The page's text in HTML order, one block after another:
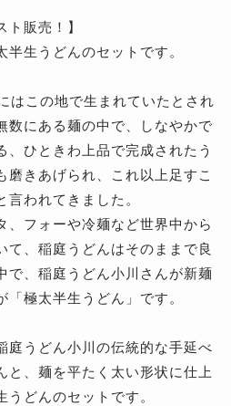
ト販売！】
生うどんのセットです。
はこの地で生まれていたとされ
数にある麺の中で、しなやかで
、ひときわ上品で完成されたう
磨きあげられ、これ以上足すこ
言われてきました。
、フォーや冷麺など世界中から
て、稲庭うどんはそのままで良
で、稲庭うどん小川さんが新麺
極太半生うどん」です。
庭うどん小川の伝統的な手延べ
と、麺を平たく太い形状に仕上
どんのセットです。